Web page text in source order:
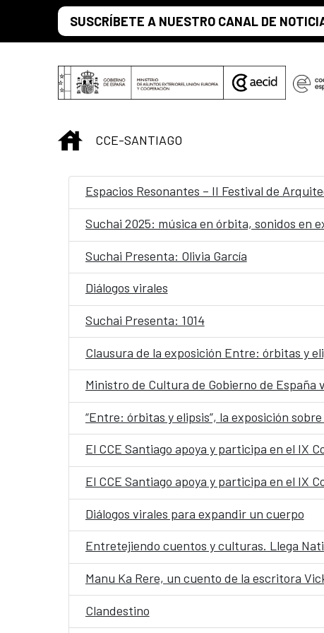
Saltar al contenido principal
SUSCRÍBETE A NUESTRO CANAL DE
INICIO
CCE-SANTIAGO
Espacios Resonantes – II Festival de
Suchai 2025: música en órbita, sonidos en
Suchai Presenta: Olivia García
Diálogos virales
Suchai Presenta: 1014
Clausura de la exposición Entre: órbitas y
Ministro de Cultura de Gobierno de España
El CCE Santiago apoya y participa en el IX
El CCE Santiago apoya y participa en el IX
Diálogos virales para expandir un cuerpo
Entretejiendo cuentos y culturas. Llega
Clandestino